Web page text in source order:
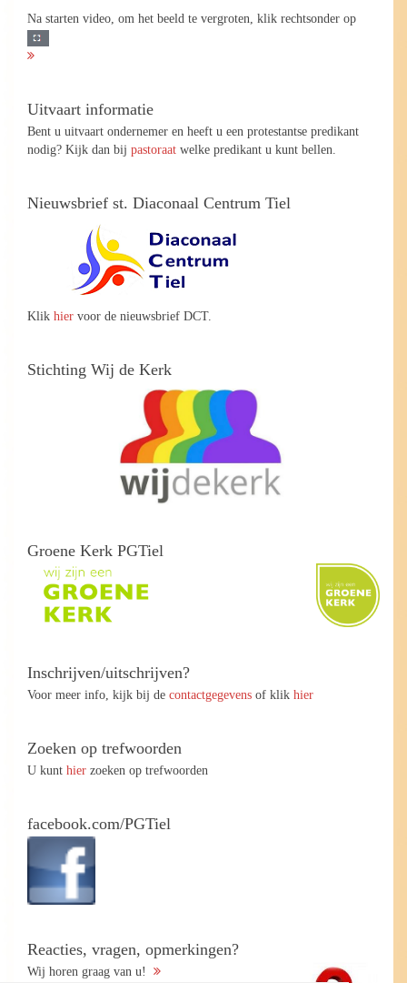
Na starten video, om het beeld te vergroten, klik rechtsonder op
Uitvaart informatie
Bent u uitvaart ondernemer en heeft u een protestantse predikant
nodig? Kijk dan bij pastoraat welke predikant u kunt bellen.
Nieuwsbrief st. Diaconaal Centrum Tiel
Klik hier voor de nieuwsbrief DCT.
Stichting Wij de Kerk
Groene Kerk PGTiel
Inschrijven/uitschrijven?
Voor meer info, kijk bij de contactgegevens of klik hier
Zoeken op trefwoorden
U kunt hier zoeken op trefwoorden
facebook.com/PGTiel
Reacties, vragen, opmerkingen?
Wij horen graag van u!